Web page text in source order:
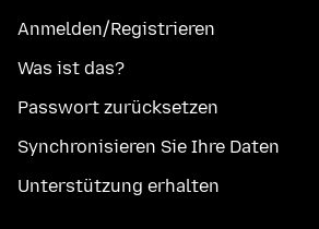
Anmelden/Registrieren
Was ist das?
Passwort zurücksetzen
Synchronisieren Sie Ihre Daten
Unterstützung erhalten